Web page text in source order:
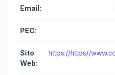
Email:
PEC:
Sito
Web:
https://https//